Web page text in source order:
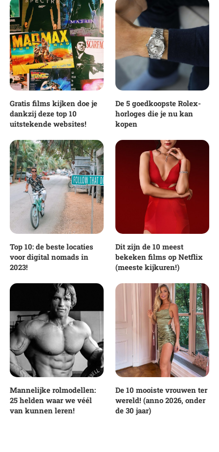
Gratis films kijken doe je
dankzij deze top 10
uitstekende websites!
De 5 goedkoopste Rolex-
horloges die je nu kan
kopen
Top 10: de beste locaties
voor digital nomads in
2023!
Dit zijn de 10 meest
bekeken films op Netflix
(meeste kijkuren!)
Mannelijke rolmodellen:
25 helden waar we véél
van kunnen leren!
De 10 mooiste vrouwen ter
wereld! (anno 2026, onder
de 30 jaar)